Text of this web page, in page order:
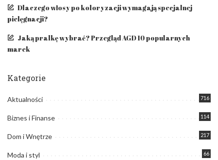
​Dlaczego włosy po koloryzacji wymagają specjalnej
pielęgnacji?
Jaką pralkę wybrać? Przegląd AGD 10 popularnych
marek
Kategorie
Aktualności 716
Biznes i Finanse 114
Dom i Wnętrze 217
Moda i styl 66